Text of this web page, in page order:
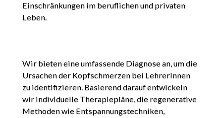
Einschränkungen im beruflichen und privaten
Leben.
Wir bieten eine umfassende Diagnose an, um die
Ursachen der Kopfschmerzen bei LehrerInnen
zu identifizieren. Basierend darauf entwickeln
wir individuelle Therapiepläne, die regenerative
Methoden wie Entspannungstechniken,